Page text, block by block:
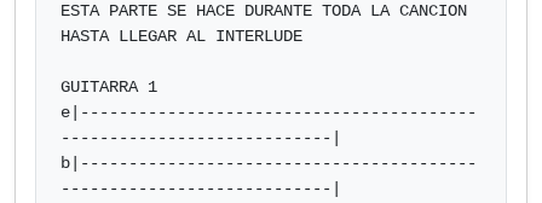
ESTA PARTE SE HACE DURANTE TODA LA CANCION
HASTA LLEGAR AL INTERLUDE
GUITARRA 1
e|-----------------------------------------
----------------------------|
b|-----------------------------------------
----------------------------|